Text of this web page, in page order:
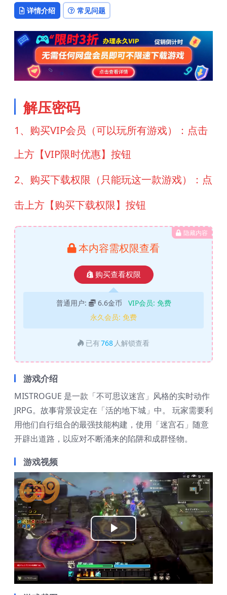
详情介绍 常见问题
解压密码
1、购买VIP会员（可以玩所有游戏）：点击
上方【VIP限时优惠】按钮
2、购买下载权限（只能玩这一款游戏）：点
击上方【购买下载权限】按钮
隐藏内容
本内容需权限查看
购买查看权限
普通用户: 6.6金币 VIP会员: 免费
永久会员: 免费
已有768 人解锁查看
游戏介绍
MISTROGUE 是一款「不可思议迷宫」风格的实时动作
JRPG。故事背景设定在「活的地下城」中。 玩家需要利
用他们自行组合的最强技能构建，使用「迷宫石」随意
开辟出道路，以应对不断涌来的陷阱和成群怪物。
游戏视频
Play
Video